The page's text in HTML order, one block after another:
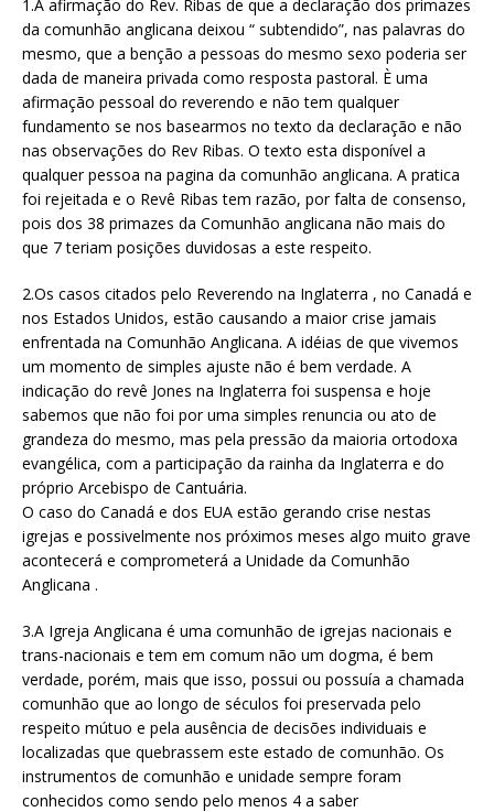
1.A afirmação do Rev. Ribas de que a declaração dos primazes
da comunhão anglicana deixou “ subtendido”, nas palavras do
mesmo, que a benção a pessoas do mesmo sexo poderia ser
dada de maneira privada como resposta pastoral. È uma
afirmação pessoal do reverendo e não tem qualquer
fundamento se nos basearmos no texto da declaração e não
nas observações do Rev Ribas. O texto esta disponível a
qualquer pessoa na pagina da comunhão anglicana. A pratica
foi rejeitada e o Revê Ribas tem razão, por falta de consenso,
pois dos 38 primazes da Comunhão anglicana não mais do
que 7 teriam posições duvidosas a este respeito.
2.Os casos citados pelo Reverendo na Inglaterra , no Canadá e
nos Estados Unidos, estão causando a maior crise jamais
enfrentada na Comunhão Anglicana. A idéias de que vivemos
um momento de simples ajuste não é bem verdade. A
indicação do revê Jones na Inglaterra foi suspensa e hoje
sabemos que não foi por uma simples renuncia ou ato de
grandeza do mesmo, mas pela pressão da maioria ortodoxa
evangélica, com a participação da rainha da Inglaterra e do
próprio Arcebispo de Cantuária.
O caso do Canadá e dos EUA estão gerando crise nestas
igrejas e possivelmente nos próximos meses algo muito grave
acontecerá e comprometerá a Unidade da Comunhão
Anglicana .
3.A Igreja Anglicana é uma comunhão de igrejas nacionais e
trans-nacionais e tem em comum não um dogma, é bem
verdade, porém, mais que isso, possui ou possuía a chamada
comunhão que ao longo de séculos foi preservada pelo
respeito mútuo e pela ausência de decisões individuais e
localizadas que quebrassem este estado de comunhão. Os
instrumentos de comunhão e unidade sempre foram
conhecidos como sendo pelo menos 4 a saber